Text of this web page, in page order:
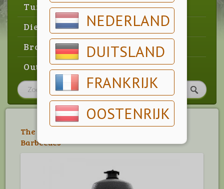
NEDERLAND
DUITSLAND
FRANKRIJK
OOSTENRIJK
Tuin
Dier
Brood & gebak
Outlet
The Bastard
Barbecues